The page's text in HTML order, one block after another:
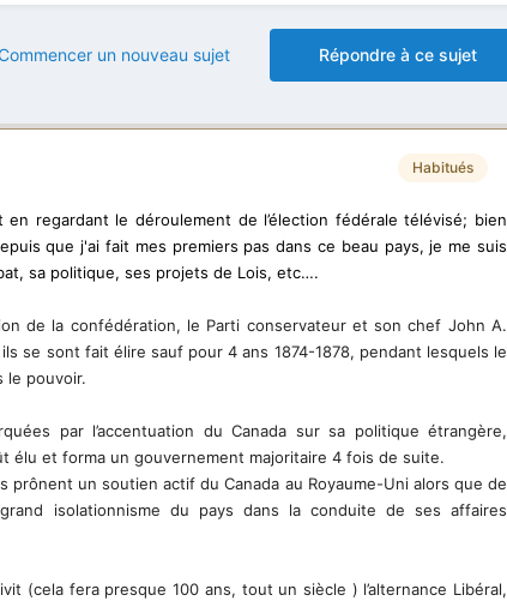
Répondre à ce sujet
Commencer un nouveau sujet
Habitués
regardant le déroulement de l’élection fédérale télévisé; bien
que j'ai fait mes premiers pas dans ce beau pays, je me suis
sa politique, ses projets de Lois, etc….
de la confédération, le Parti conservateur et son chef John A.
se sont fait élire sauf pour 4 ans 1874-1878, pendant lesquels le
le pouvoir.
par l’accentuation du Canada sur sa politique étrangère,
élu et forma un gouvernement majoritaire 4 fois de suite.
un soutien actif du Canada au Royaume-Uni alors que de
isolationnisme du pays dans la conduite de ses affaires
(cela fera presque 100 ans, tout un siècle ) l’alternance Libéral,